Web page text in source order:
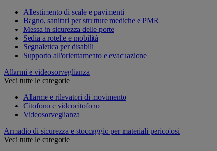
Allestimento di scale e pavimenti
Bagno, sanitari per strutture mediche e PMR
Messa in sicurezza delle porte
Sedia a rotelle e mobilità
Segnaletica per disabili
Supporto all'orientamento e evacuazione
Allarmi e videosorveglianza
Vedi tutte le categorie
Allarme e rilevatori di movimento
Citofono e videocitofono
Videosorveglianza
Armadio di sicurezza e stoccaggio per materiali pericolosi
Vedi tutte le categorie